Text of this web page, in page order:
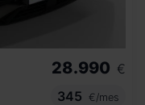
28.990 €
345
€/mes